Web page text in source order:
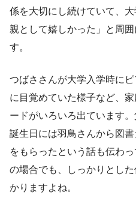
係を大切にし続けていて、
親として嬉しかった」と周
す。
つばささんが大学入学時に
に目覚めていた様子など、
ードがいろいろ出ています
誕生日には羽鳥さんから図
をもらったという話も伝わ
の場合でも、しっかりとし
かりますよね。